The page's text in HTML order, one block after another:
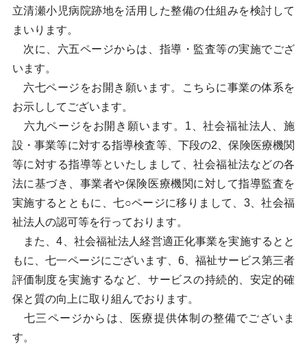
立清瀬小児病院跡地を活用した整備の仕組みを検討して
まいります。
次に、六五ページからは、指導・監査等の実施でござ
います。
六七ページをお開き願います。こちらに事業の体系を
お示ししてございます。
六九ページをお開き願います。1、社会福祉法人、施
設・事業等に対する指導検査等、下段の2、保険医療機関
等に対する指導等といたしまして、社会福祉法などの各
法に基づき、事業者や保険医療機関に対して指導監査を
実施するとともに、七○ページに移りまして、3、社会福
祉法人の認可等を行っております。
また、4、社会福祉法人経営適正化事業を実施するとと
もに、七一ページにございます、6、福祉サービス第三者
評価制度を実施するなど、サービスの持続的、安定的確
保と質の向上に取り組んでおります。
七三ページからは、医療提供体制の整備でございま
す。